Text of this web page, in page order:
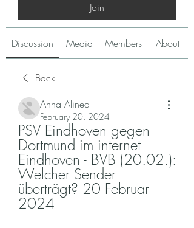
Join
Discussion Media Members About
Back
Anna Alinec
February 20, 2024
PSV Eindhoven gegen
Dortmund im internet
Eindhoven - BVB (20.02.):
Welcher Sender
überträgt? 20 Februar
2024